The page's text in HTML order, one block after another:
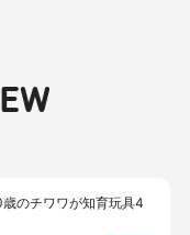
のチワワが知育玩具4